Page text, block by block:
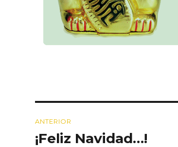
de
ANTERIOR
Entrada
¡Feliz Navidad…!